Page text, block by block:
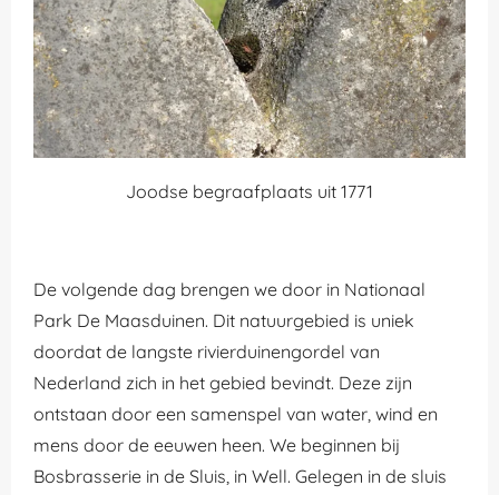
Joodse begraafplaats uit 1771
De volgende dag brengen we door in Nationaal
Park De Maasduinen. Dit natuurgebied is uniek
doordat de langste rivierduinengordel van
Nederland zich in het gebied bevindt. Deze zijn
ontstaan door een samenspel van water, wind en
mens door de eeuwen heen. We beginnen bij
Bosbrasserie in de Sluis, in Well. Gelegen in de sluis